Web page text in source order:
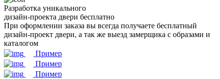
Разработка уникального
дизайн-проекта двери бесплатно
При оформлении заказа вы всегда получаете бесплатный
дизайн-проект двери, а так же выезд замерщика с образами и
каталогом
Пример
Пример
Пример